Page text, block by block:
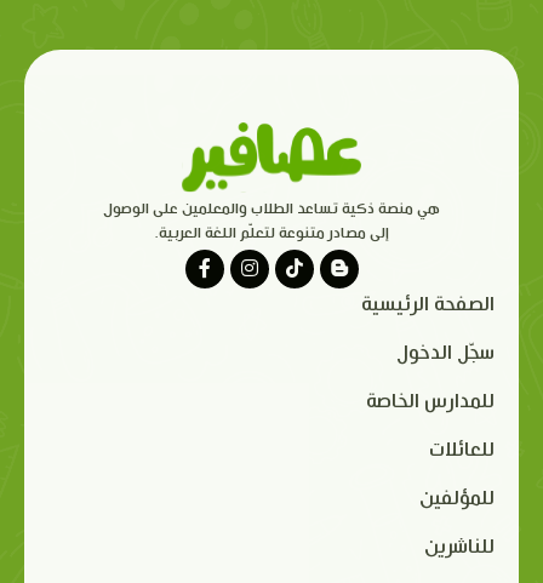
هي منصة ذكية تساعد الطلاب والمعلمين على الوصول
إلى مصادر متنوعة لتعلّم اللغة العربية.
الصفحة الرئيسية
سجّل الدخول
للمدارس الخاصة
للعائلات
للمؤلفين
للناشرين